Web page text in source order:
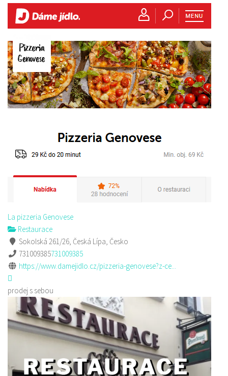
La pizzeria Genovese
Restaurace
Sokolská 261/26, Česká Lípa, Česko
731009385731009385
https://www.damejidlo.cz/pizzeria-genovese?z-ce...
prodej s sebou